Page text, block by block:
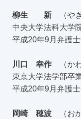
柳生 新 （や
中央大学法科大学
平成20年9月弁護士
川口 幸作 （か
東京大学法学部卒
平成20年9月弁護士
岡崎 穂波 （お